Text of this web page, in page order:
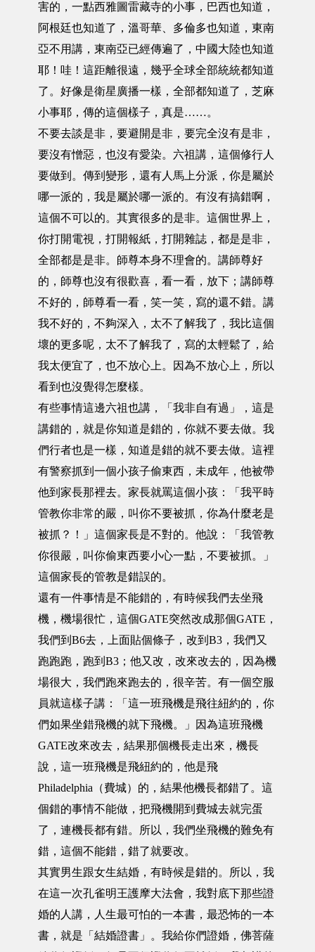
害的，一點西雅圖雷藏寺的小事，巴西也知道，
阿根廷也知道了，溫哥華、多倫多也知道，東南
亞不用講，東南亞已經傳遍了，中國大陸也知道
耶！哇！這距離很遠，幾乎全球全部統統都知道
了。好像是衛星廣播一樣，全部都知道了，芝麻
小事耶，傳的這個樣子，真是……。
不要去談是非，要避開是非，要完全沒有是非，
要沒有憎惡，也沒有愛染。六祖講，這個修行人
要做到。傳到變形，還有人馬上分派，你是屬於
哪一派的，我是屬於哪一派的。有沒有搞錯啊，
這個不可以的。其實很多的是非。這個世界上，
你打開電視，打開報紙，打開雜誌，都是是非，
全部都是是非。師尊本身不理會的。講師尊好
的，師尊也沒有很歡喜，看一看，放下；講師尊
不好的，師尊看一看，笑一笑，寫的還不錯。講
我不好的，不夠深入，太不了解我了，我比這個
壞的更多呢，太不了解我了，寫的太輕鬆了，給
我太便宜了，也不放心上。因為不放心上，所以
看到也沒覺得怎麼樣。
有些事情這邊六祖也講，「我非自有過」，這是
講錯的，就是你知道是錯的，你就不要去做。我
們行者也是一樣，知道是錯的就不要去做。這裡
有警察抓到一個小孩子偷東西，未成年，他被帶
他到家長那裡去。家長就罵這個小孩：「我平時
管教你非常的嚴，叫你不要被抓，你為什麼老是
被抓？！」這個家長是不對的。他說：「我管教
你很嚴，叫你偷東西要小心一點，不要被抓。」
這個家長的管教是錯誤的。
還有一件事情是不能錯的，有時候我們去坐飛
機，機場很忙，這個GATE突然改成那個GATE，
我們到B6去，上面貼個條子，改到B3，我們又
跑跑跑，跑到B3；他又改，改來改去的，因為機
場很大，我們跑來跑去的，很辛苦。有一個空服
員就這樣子講：「這一班飛機是飛往紐約的，你
們如果坐錯飛機的就下飛機。」因為這班飛機
GATE改來改去，結果那個機長走出來，機長
說，這一班飛機是飛紐約的，他是飛
Philadelphia（費城）的，結果他機長都錯了。這
個錯的事情不能做，把飛機開到費城去就完蛋
了，連機長都有錯。所以，我們坐飛機的難免有
錯，這個不能錯，錯了就要改。
其實男生跟女生結婚，有時候是錯的。所以，我
在這一次孔雀明王護摩大法會，我對底下那些證
婚的人講，人生最可怕的一本書，最恐怖的一本
書，就是「結婚證書」。我給你們證婚，佛菩薩